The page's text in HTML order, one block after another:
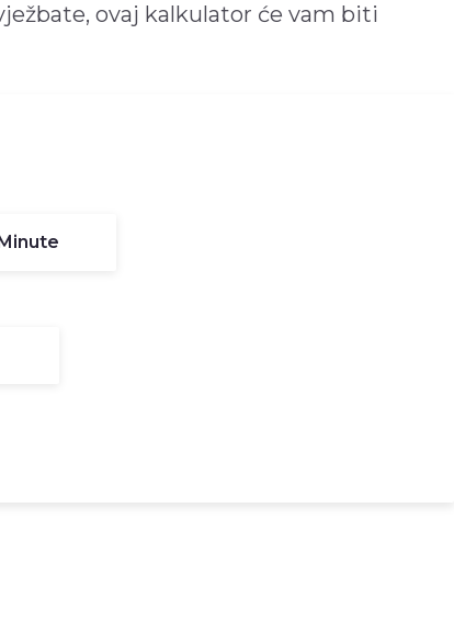
ovaj kalkulator će vam biti